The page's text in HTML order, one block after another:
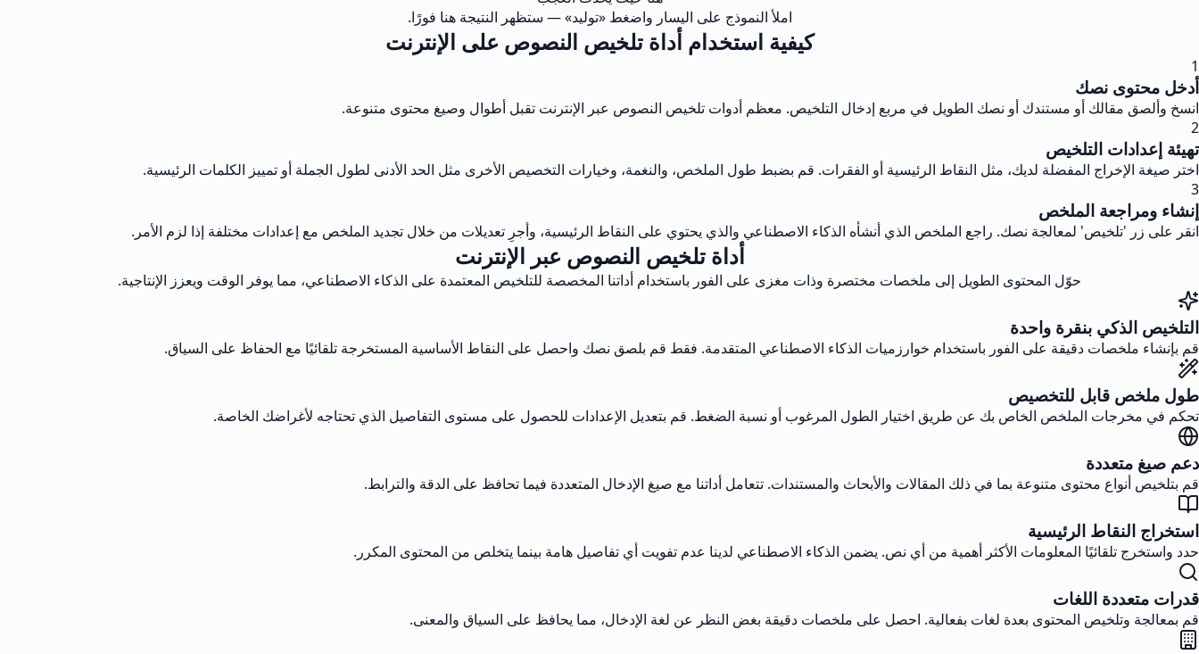
املأ النموذج على اليسار واضغط «توليد» — ستظهر النتيجة هنا فورًا.
كيفية استخدام أداة تلخيص النصوص على الإنترنت
1
أدخل محتوى نصك
انسخ وألصق مقالك أو مستندك أو نصك الطويل في مربع إدخال التلخيص. معظم أدوات تلخيص النصوص عبر الإنترنت تقبل أطوال وصيغ محتوى متنوعة.
2
تهيئة إعدادات التلخيص
اختر صيغة الإخراج المفضلة لديك، مثل النقاط الرئيسية أو الفقرات. قم بضبط طول الملخص، والنغمة، وخيارات التخصيص الأخرى مثل الحد الأدنى لطول الجملة أو تمييز الكلمات الرئيسية.
3
إنشاء ومراجعة الملخص
انقر على زر 'تلخيص' لمعالجة نصك. راجع الملخص الذي أنشأه الذكاء الاصطناعي والذي يحتوي على النقاط الرئيسية، وأجرِ تعديلات من خلال تجديد الملخص مع إعدادات مختلفة إذا لزم الأمر.
أداة تلخيص النصوص عبر الإنترنت
حوّل المحتوى الطويل إلى ملخصات مختصرة وذات مغزى على الفور باستخدام أداتنا المخصصة للتلخيص المعتمدة على الذكاء الاصطناعي، مما يوفر الوقت ويعزز الإنتاجية.
التلخيص الذكي بنقرة واحدة
قم بإنشاء ملخصات دقيقة على الفور باستخدام خوارزميات الذكاء الاصطناعي المتقدمة. فقط قم بلصق نصك واحصل على النقاط الأساسية المستخرجة تلقائيًا مع الحفاظ على السياق.
طول ملخص قابل للتخصيص
تحكم في مخرجات الملخص الخاص بك عن طريق اختيار الطول المرغوب أو نسبة الضغط. قم بتعديل الإعدادات للحصول على مستوى التفاصيل الذي تحتاجه لأغراضك الخاصة.
دعم صيغ متعددة
قم بتلخيص أنواع محتوى متنوعة بما في ذلك المقالات والأبحاث والمستندات. تتعامل أداتنا مع صيغ الإدخال المتعددة فيما تحافظ على الدقة والترابط.
استخراج النقاط الرئيسية
حدد واستخرج تلقائيًا المعلومات الأكثر أهمية من أي نص. يضمن الذكاء الاصطناعي لدينا عدم تفويت أي تفاصيل هامة بينما يتخلص من المحتوى المكرر.
قدرات متعددة اللغات
قم بمعالجة وتلخيص المحتوى بعدة لغات بفعالية. احصل على ملخصات دقيقة بغض النظر عن لغة الإدخال، مما يحافظ على السياق والمعنى.